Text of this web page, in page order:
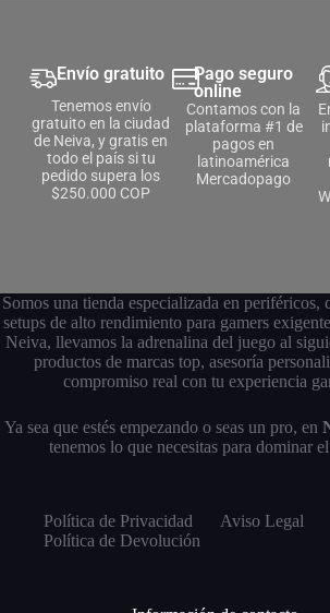
Envío gratuito
Tenemos envío
gratuito en la ciudad
de Neiva, y gratis en
todo el país si tu
pedido supera los
$250.000 COP
Pago seguro
online
Contamos con la
plataforma #1 de
pagos en
latinoamérica
Mercadopago
Somos una tienda especializada en periféricos,
setups de alto rendimiento para gamers
Neiva, llevamos la adrenalina del juego al
productos de marcas top, asesoría
compromiso real con tu experiencia
Ya sea que estés empezando o seas un pro, en
tenemos lo que necesitas para dominar
Política de Privacidad Aviso Legal
Política de Devolución